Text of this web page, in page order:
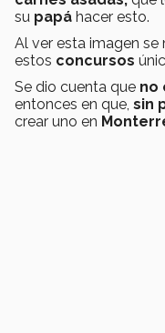
su papá hacer esto.
Al ver esta imagen se
estos concursos
Se dio cuenta que no
entonces en que, sin
crear uno en